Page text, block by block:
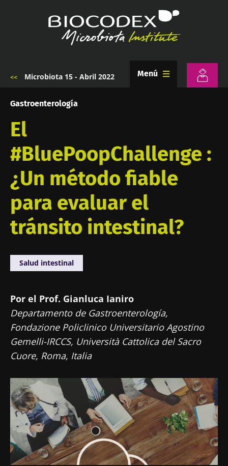
de
a
la
navegación
Microbiota 15 - Abril 2022 Menú
Gastroenterología
El
#BluePoopChallenge :
¿Un método fiable
para evaluar el
tránsito intestinal?
Salud intestinal
Por el Prof. Gianluca Ianiro
Departamento de Gastroenterología,
Fondazione Policlinico Universitario Agostino
Gemelli-IRCCS, Università Cattolica del Sacro
Cuore, Roma, Italia